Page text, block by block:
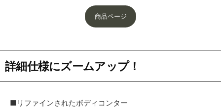
商品ページ
詳細仕様にズームアップ！
■リファインされたボディコンター